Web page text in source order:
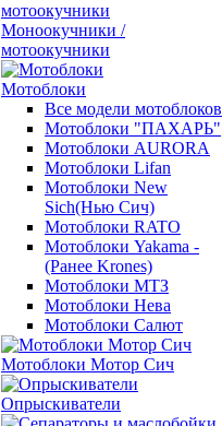
Моноокучники /
мотоокучники
Мотоблоки
Все модели мотоблоков
Мотоблоки "ПАХАРЬ"
Мотоблоки AURORA
Мотоблоки Lifan
Мотоблоки New
Sich(Нью Сич)
Мотоблоки RATO
Мотоблоки Yakama -
(Ранее Krones)
Мотоблоки МТЗ
Мотоблоки Нева
Мотоблоки Салют
Мотоблоки Мотор Сич
Опрыскиватели